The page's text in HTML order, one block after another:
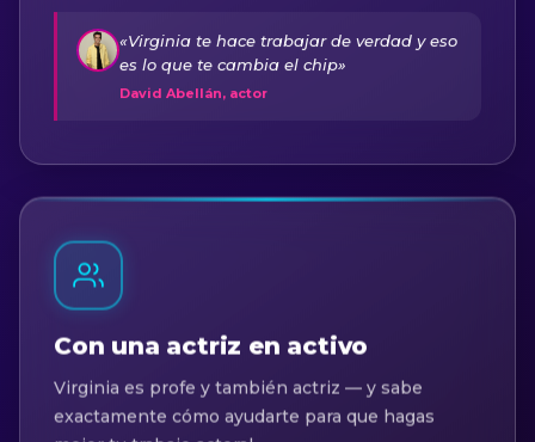
«Virginia te hace trabajar de verdad y eso
es lo que te cambia el chip»
David Abellán, actor
Con una actriz en activo
Virginia es profe y también actriz — y sabe
exactamente cómo ayudarte para que hagas
mejor tu trabajo actoral..